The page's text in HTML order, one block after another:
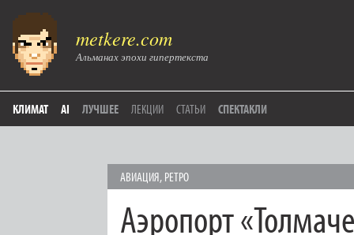
metkere.com
Альманах эпохи гипертекста
КЛИМАТ AI ЛУЧШЕЕ ЛЕКЦИИ СТАТЬИ СПЕКТАКЛИ
АВИАЦИЯ, РЕТРО
Аэропорт